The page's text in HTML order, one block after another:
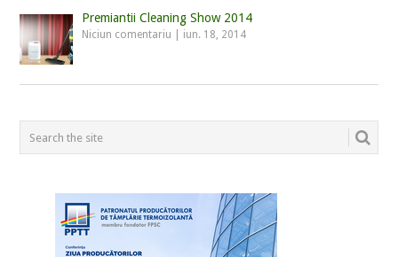
Premiantii Cleaning Show 2014
Niciun comentariu iun. 18, 2014